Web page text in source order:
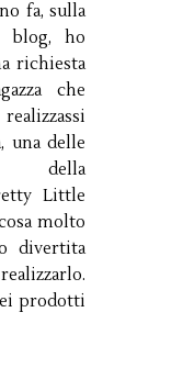
fa, sulla
blog, ho
richiesta
che
una delle
della
Little
molto
divertita
prodotti